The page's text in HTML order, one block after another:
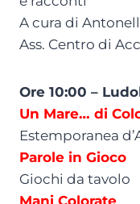
A cura di
Ass. Centro di
Ore 10:00 –
Un Mare… di
Estemporanea
Parole in Gioco
Giochi da tavolo
Mani Colorate